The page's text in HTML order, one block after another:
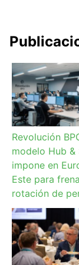
Revolución
modelo Hub &
impone en
Este para
rotación de